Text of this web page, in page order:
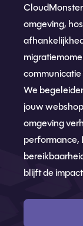
omgeving,
We
jouw
omgeving
performance,
blijft de